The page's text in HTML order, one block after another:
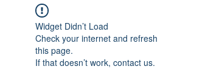
Widget Didn’t Load
Check your internet and refresh
this page.
If that doesn’t work, contact us.